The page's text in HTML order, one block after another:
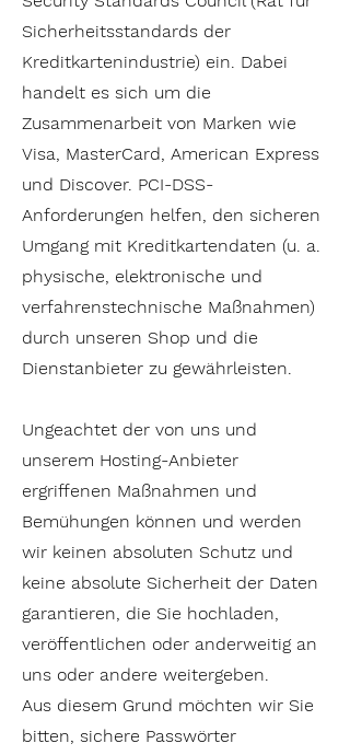
Sicherheitsstandards der
Kreditkartenindustrie) ein. Dabei
handelt es sich um die
Zusammenarbeit von Marken wie
Visa, MasterCard, American Express
und Discover. PCI-DSS-
Anforderungen helfen, den sicheren
Umgang mit Kreditkartendaten (u. a.
physische, elektronische und
verfahrenstechnische Maßnahmen)
durch unseren Shop und die
Dienstanbieter zu gewährleisten.
Ungeachtet der von uns und
unserem Hosting-Anbieter
ergriffenen Maßnahmen und
Bemühungen können und werden
wir keinen absoluten Schutz und
keine absolute Sicherheit der Daten
garantieren, die Sie hochladen,
veröffentlichen oder anderweitig an
uns oder andere weitergeben.
Aus diesem Grund möchten wir Sie
bitten, sichere Passwörter